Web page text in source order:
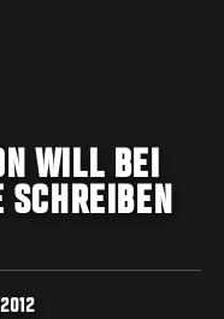
WILL BEI
SCHREIBEN